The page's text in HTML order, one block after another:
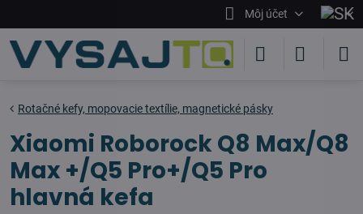
Môj účet
Rotačné kefy, mopovacie textílie, magnetické pásky
Xiaomi Roborock Q8 Max/Q8
Max +/Q5 Pro+/Q5 Pro
hlavná kefa